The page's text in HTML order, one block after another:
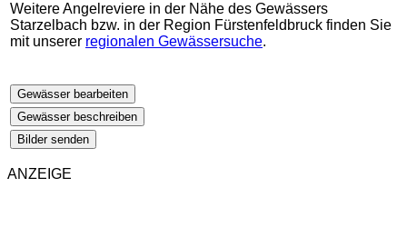
Weitere Angelreviere in der Nähe des Gewässers
Starzelbach bzw. in der Region Fürstenfeldbruck finden Sie
mit unserer regionalen Gewässersuche.
Gewässer bearbeiten
Gewässer beschreiben
Bilder senden
ANZEIGE